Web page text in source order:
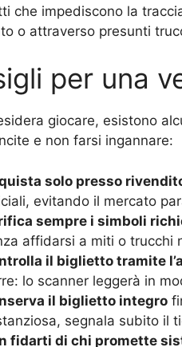
che impediscono la
o attraverso presunti
per una
giocare, esistono
e non farsi ingannare:
solo presso
evitando il mercato
sempre i simboli
affidarsi a miti o trucchi
il biglietto tramite
lo scanner leggerà in
il biglietto integro
segnala subito il
fidarti di chi promette